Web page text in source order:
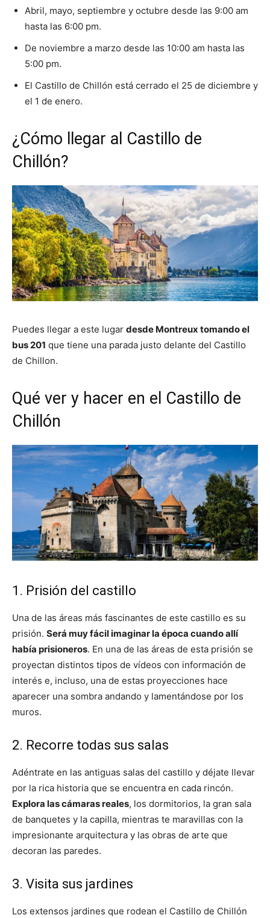
Abril, mayo, septiembre y octubre desde las 9:00 am
hasta las 6:00 pm.
De noviembre a marzo desde las 10:00 am hasta las
5:00 pm.
El Castillo de Chillón está cerrado el 25 de diciembre y
el 1 de enero.
¿Cómo llegar al Castillo de
Chillón?
Puedes llegar a este lugar desde Montreux tomando el
bus 201 que tiene una parada justo delante del Castillo
de Chillon.
Qué ver y hacer en el Castillo de
Chillón
1. Prisión del castillo
Una de las áreas más fascinantes de este castillo es su
prisión. Será muy fácil imaginar la época cuando allí
había prisioneros. En una de las áreas de esta prisión se
proyectan distintos tipos de vídeos con información de
interés e, incluso, una de estas proyecciones hace
aparecer una sombra andando y lamentándose por los
muros.
2. Recorre todas sus salas
Adéntrate en las antiguas salas del castillo y déjate llevar
por la rica historia que se encuentra en cada rincón.
Explora las cámaras reales, los dormitorios, la gran sala
de banquetes y la capilla, mientras te maravillas con la
impresionante arquitectura y las obras de arte que
decoran las paredes.
3. Visita sus jardines
Los extensos jardines que rodean el Castillo de Chillón